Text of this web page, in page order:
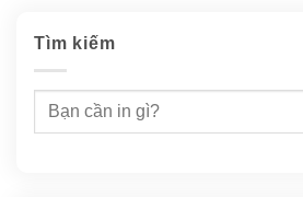
Tìm kiếm